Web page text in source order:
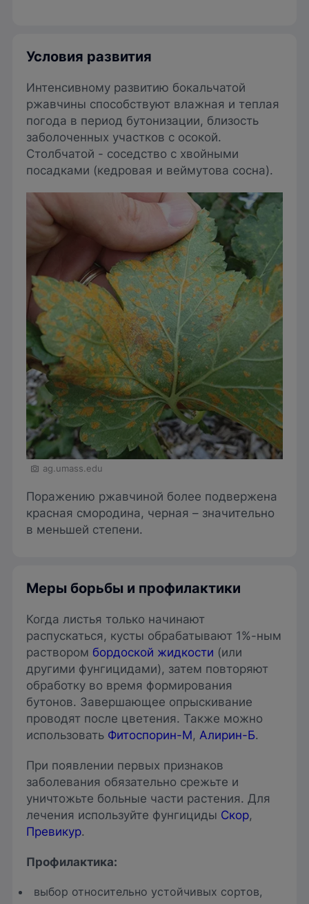
Условия развития
Интенсивному развитию бокальчатой
ржав­чины способствуют влажная и теплая
погода в период бутониза­ции, близость
заболоченных участков с осокой.
Столбчатой - соседство с хвойными
посадками (кедровая и веймутова сосна).
ag.umass.edu
Поражению ржавчиной более подвержена
красная смородина, черная – значительно
в меньшей степени.
Меры борьбы и профилактики
Когда листья только начинают
распускаться, кусты обрабатывают 1%-ным
раствором бордоской жидкости (или
другими фунгицидами), затем повторяют
обработку во время формирования
бутонов. Завершающее опрыскивание
проводят после цветения. Также можно
использовать Фитоспорин-М, Алирин-Б.
При появлении первых признаков
заболевания обязательно срежьте и
уничтожьте больные части растения. Для
лечения используйте фунгициды Скор,
Превикур.
Профилактика:
выбор относительно устойчивых сортов,